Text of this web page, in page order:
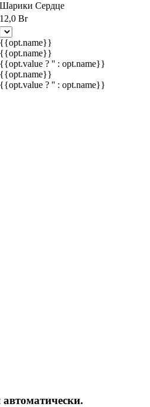
Шарики Сердце
12,0 Br
{{opt.name}}
{{opt.name}}
{{opt.value ? '' : opt.name}}
{{opt.name}}
{{opt.value ? '' : opt.name}}